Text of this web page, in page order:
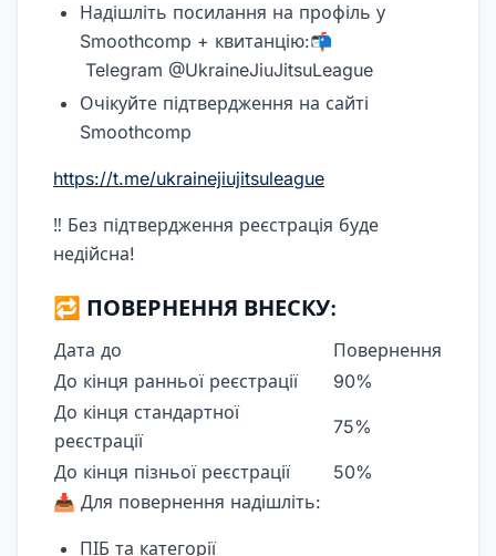
Надішліть посилання на профіль у
Smoothcomp + квитанцію:📬
Telegram @UkraineJiuJitsuLeague
Очікуйте підтвердження на сайті
Smoothcomp
https://t.me/ukrainejiujitsuleague
‼️ Без підтвердження реєстрація буде
недійсна!
🔁 ПОВЕРНЕННЯ ВНЕСКУ:
Дата до
Повернення
До кінця ранньої реєстрації
90%
До кінця стандартної
реєстрації
75%
До кінця пізньої реєстрації
50%
📥 Для повернення надішліть:
ПІБ та категорії